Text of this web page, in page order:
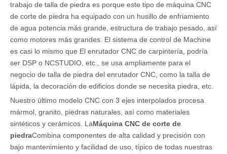
trabajo de talla de piedra es porque este tipo de máquina CNC
de corte de piedra ha equipado con un husillo de enfriamiento
de agua potencia más grande, estructura de trabajo pesado, así
como motores más grandes. El sistema de control de Machine
es casi lo mismo que El enrutador CNC de carpintería, podría
ser DSP o NCSTUDIO, etc., se usa ampliamente para el
negocio de talla de piedra del enrutador CNC, como la talla de
lápida, la decoración de edificios donde se necesita piedra, etc.
Nuestro último modelo CNC con 3 ejes interpolados procesa
mármol, granito, piedras naturales, así como materiales
sintéticos y cerámicos. LaMáquina CNC de corte de
piedraCombina componentes de alta calidad y precisión con
bajo mantenimiento y facilidad de uso, típico de todas nuestras